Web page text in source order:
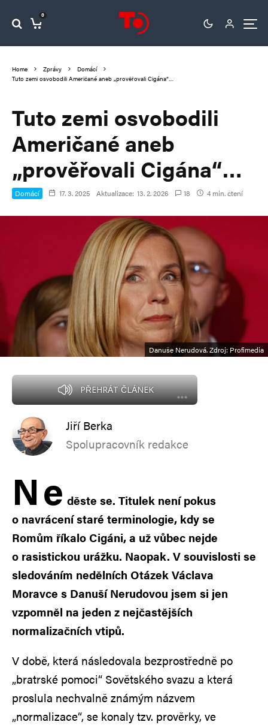
0
Home Zprávy
Domácí
Tuto zemi osvobodili Američané aneb „prověřovali Cigána“…
Tuto zemi osvobodili
Američané aneb
„prověřovali Cigána“…
Domácí 17. 3. 2025 Aktualizace: 13. 2. 2026 18 4 min. čtení
Danuše Nerudová. Zdroj: Profimedia
PŘEHRÁT ČLÁNEK
Jiří Berka
Spolupracovník redakce
Ne děste se. Titulek není pokus
o navrácení staré terminologie, kdy se
Romům říkalo Cigáni, a už vůbec nejde
o rasistickou urážku. Naopak. V souvislosti se
sledováním nedělních Otázek Václava
Moravce s Danuší Nerudovou jsem si jen
vzpomněl na jeden z nejčastějších
normalizačních vtipů.
V době, která následovala bezprostředně po
„bratrské pomoci“ Sovětského svazu a která
proslula nechvalně známým názvem
„normalizace“, se konaly tzv. prověrky, ve